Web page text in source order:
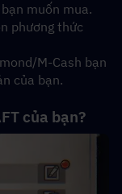
muốn mua.
phương thức
M-Cash bạn
của bạn.
của bạn?